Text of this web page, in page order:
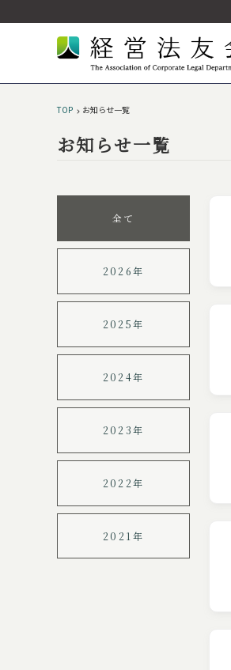
TOP お知らせ一覧
お知らせ一覧
全て
2026年
2025年
2024年
2023年
2022年
2021年